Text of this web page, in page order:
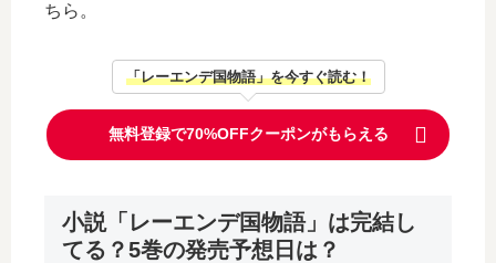
ちら。
「レーエンデ国物語」を今すぐ読む！
無料登録で70%OFFクーポンがもらえる
小説「レーエンデ国物語」は完結し
てる？5巻の発売予想日は？